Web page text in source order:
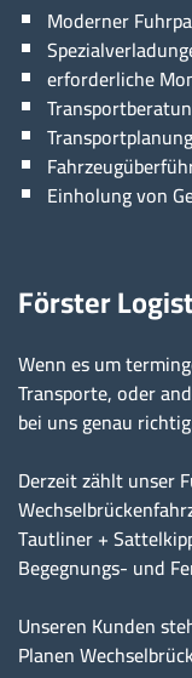
Moderner
erforderliche
Transportplanung
Einholung von
Förster
Wenn es um
Transporte, oder
bei uns genau
Derzeit zählt unser
Tautliner +
Begegnungs- und
Unseren Kunden
Planen